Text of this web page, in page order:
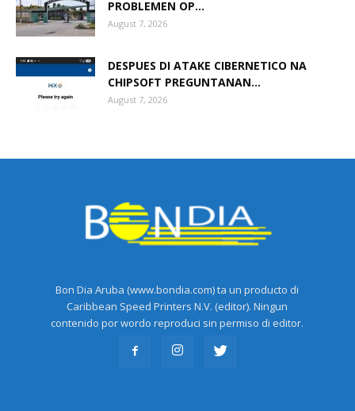
PROBLEMEN OP...
August 7, 2026
DESPUES DI ATAKE CIBERNETICO NA
CHIPSOFT PREGUNTANAN...
August 7, 2026
Bon Dia Aruba (www.bondia.com) ta un producto di
Caribbean Speed Printers N.V. (editor). Ningun
contenido por wordo reproduci sin permiso di editor.